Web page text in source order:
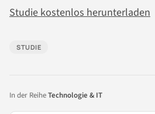
Studie kostenlos herunterladen
STUDIE
In der ReiheTechnologie & IT